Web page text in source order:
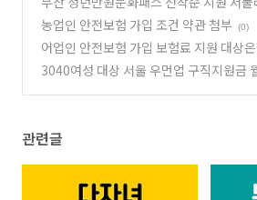
하세요!
(0)
농업인 안전보험 가입 조건 약관 첨부 (0)
어업인 안전보험 가입 보험료 지원 대상
3040여성 대상 서울 우먼업 구직지원금
관련글